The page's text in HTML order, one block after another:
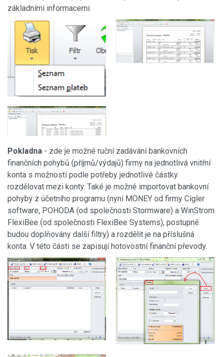
základními informacemi.
Pokladna - zde je možné ruční zadávání bankovních
finančních pohybů (příjmů/výdajů) firmy na jednotlivá vnitřní
konta s možností podle potřeby jednotlivé částky
rozdělovat mezi konty. Také je možné importovat bankovní
pohyby z účetního programu (nyní MONEY od firmy Cígler
software, POHODA (od společnosti Stormware) a WinStrom
FlexiBee (od společnosti FlexiBee Systems), postupně
budou doplňovány další filtry) a rozdělit je na příslušná
konta. V této části se zapisují hotovostní finanční převody.